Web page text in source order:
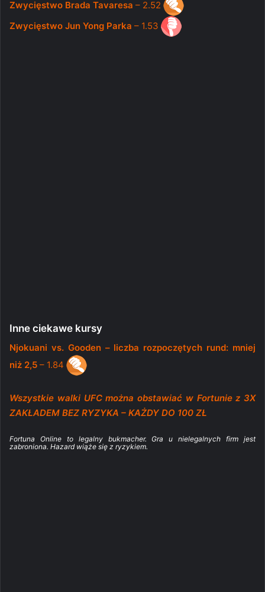
Zwycięstwo Brada Tavaresa – 2.52
Zwycięstwo Jun Yong Parka – 1.53
Inne ciekawe kursy
Njokuani vs. Gooden – liczba rozpoczętych rund: mniej
niż 2,5 – 1.84
Wszystkie walki UFC można obstawiać w Fortunie z 3X
ZAKŁADEM BEZ RYZYKA – KAŻDY DO 100 ZŁ
Fortuna Online to legalny bukmacher. Gra u nielegalnych firm jest
zabroniona. Hazard wiąże się z ryzykiem.